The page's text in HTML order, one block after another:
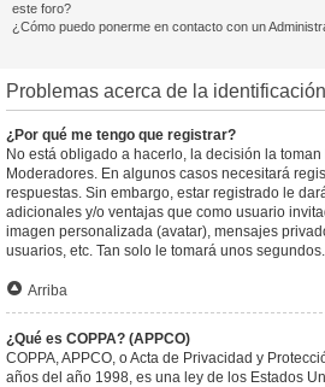
este foro?
¿Cómo puedo ponerme en contacto con un
Problemas acerca de la
¿Por qué me tengo que registrar?
No está obligado a hacerlo, la decisión la
Moderadores. En algunos casos necesitará
respuestas. Sin embargo, estar registrado le
adicionales y/o ventajas que como usuario
imagen personalizada (avatar), mensajes
usuarios, etc. Tan solo le tomará unos
Arriba
¿Qué es COPPA? (APPCO)
COPPA, APPCO, o Acta de Privacidad y
años del año 1998, es una ley de los Estados